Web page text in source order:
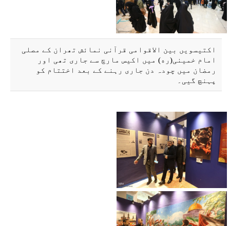
اکتیسویں بین الاقوامی قرآنی نمائش تھران کے مصلی
امام خمینی(ره) میں اکیس مارچ سے جاری تھی اور
رمضان میں چودہ دن جاری رہنے کے بعد اختتام کو
پہنچ گیی۔